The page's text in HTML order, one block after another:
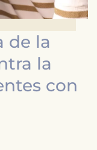
de la
la
con